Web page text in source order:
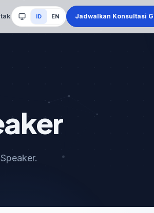
Sistem
ID EN Jadwalkan Konsultasi